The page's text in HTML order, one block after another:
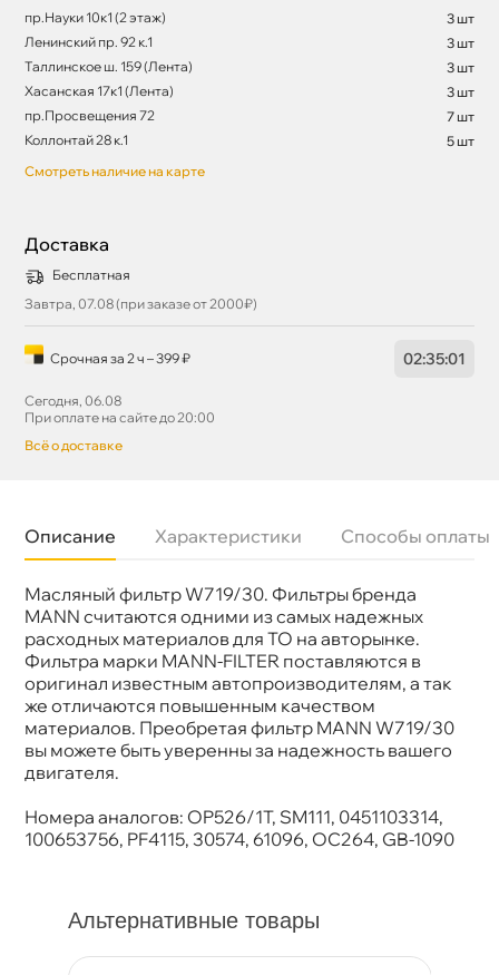
пр.Науки 10к1 (2 этаж)
3 шт
Ленинский пр. 92 к.1
3 шт
Таллинское ш. 159 (Лента)
3 шт
Хасанская 17к1 (Лента)
3 шт
пр.Просвещения 72
7 шт
Коллонтай 28 к.1
5 шт
Смотреть наличие на карте
Доставка
Бесплатная
Завтра, 07.08 (при заказе от 2000₽)
Срочная за 2 ч – 399 ₽ 02:35:01
Сегодня, 06.08
При оплате на сайте до 20:00
сё о доставке
Описание Характеристики Способы оплаты
Масляный фильтр W719/30. Фильтры бренда
MANN считаются одними из самых надежных
расходных материалов для ТО на авторынке.
Фильтра марки MANN-FILTER поставляются
оригинал известным автопроизводителям, а так
же отличаются повышенным качеством
материалов. Преобретая фильтр MANN W719/30
ы можете быть уверенны за надежность вашего
двигателя.
Номера аналогов: OP526/1T, SM111, 0451103314,
100653756, PF4115, 30574, 61096, OC264, GB-1090
Бренд
MANN-FILTER
Артикул
Альтернативные товары